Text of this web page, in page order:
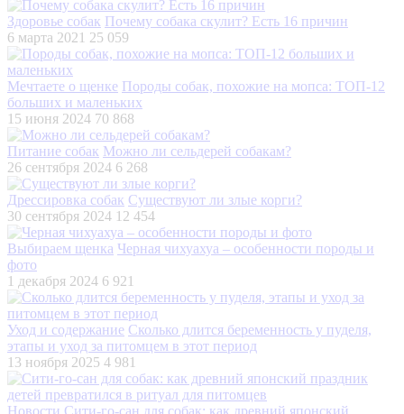
Здоровье собак Почему собака скулит? Есть 16 причин
6 марта 2021 25 059
Мечтаете о щенке Породы собак, похожие на мопса: ТОП-12
больших и маленьких
15 июня 2024 70 868
Питание собак Можно ли сельдерей собакам?
26 сентября 2024 6 268
Дрессировка собак Существуют ли злые корги?
30 сентября 2024 12 454
Выбираем щенка Черная чихуахуа – особенности породы и
фото
1 декабря 2024 6 921
Уход и содержание Сколько длится беременность у пуделя,
этапы и уход за питомцем в этот период
13 ноября 2025 4 981
Новости Сити-го-сан для собак: как древний японский